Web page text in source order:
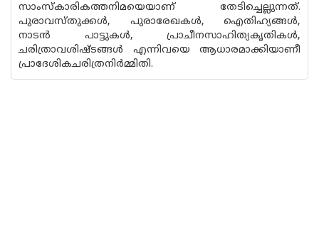
സാംസ്‌കാരികത്തനിമയെയാണ് തേടിച്ചെല്ലുന്നത്.
പുരാവസ്‌തുക്കൾ, പുരാരേഖകൾ, ഐതിഹ്യങ്ങൾ,
നാടൻ പാട്ടുകൾ, പ്രാചീനസാഹിത്യകൃതികൾ,
ചരിത്രാവശിഷ്ടങ്ങൾ എന്നിവയെ ആധാരമാക്കിയാണീ
പ്രാദേശികചരിത്രനിർമ്മിതി.